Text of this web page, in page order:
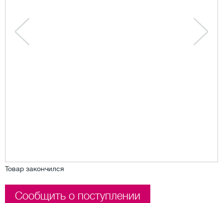
Товар закончился
Сообщить о поступлении